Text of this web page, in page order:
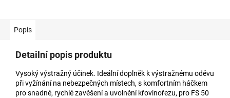
Popis
Detailní popis produktu
Vysoký výstražný účinek. Ideální doplněk k výstražnému oděvu
při vyžínání na nebezpečných místech, s komfortním háčkem
pro snadné, rychlé zavěšení a uvolnění křovinořezu, pro FS 50